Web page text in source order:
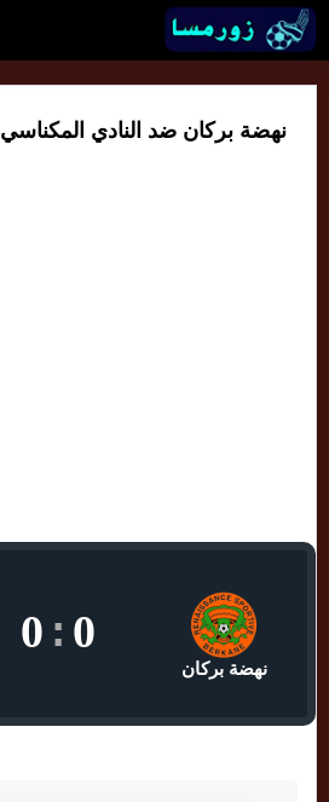
نهضة بركان ضد النادي المكناسي 9:00
نهضة بركان
0
:
0